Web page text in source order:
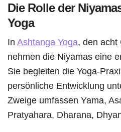
Die Rolle der
Yoga
In Ashtanga Yoga, den acht
nehmen die Niyamas eine
Sie begleiten die Yoga-
persönliche Entwicklung
Zweige umfassen Yama,
Pratyahara, Dharana,